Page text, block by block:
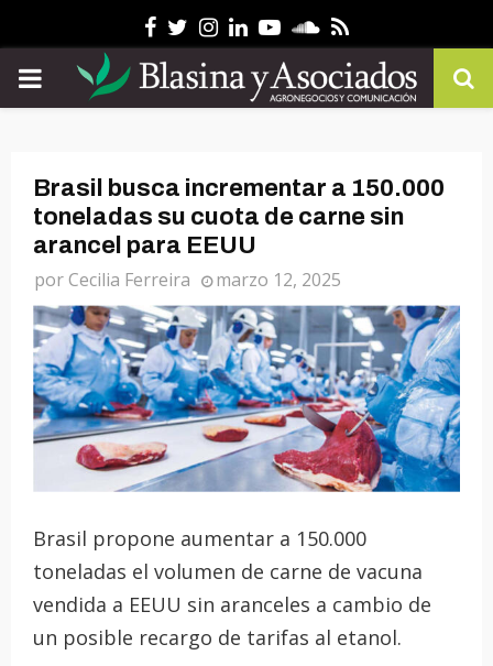
Facebook
Twitter
Instagram
Linkedin
YoutubeSoundcloud
Rss
PRIMARY
Brasil busca incrementar a 150.000
toneladas su cuota de carne sin
arancel para EEUU
porCecilia Ferreira marzo 12, 2025
Brasil propone aumentar a 150.000
toneladas el volumen de carne de vacuna
vendida a EEUU sin aranceles a cambio de
un posible recargo de tarifas al etanol.